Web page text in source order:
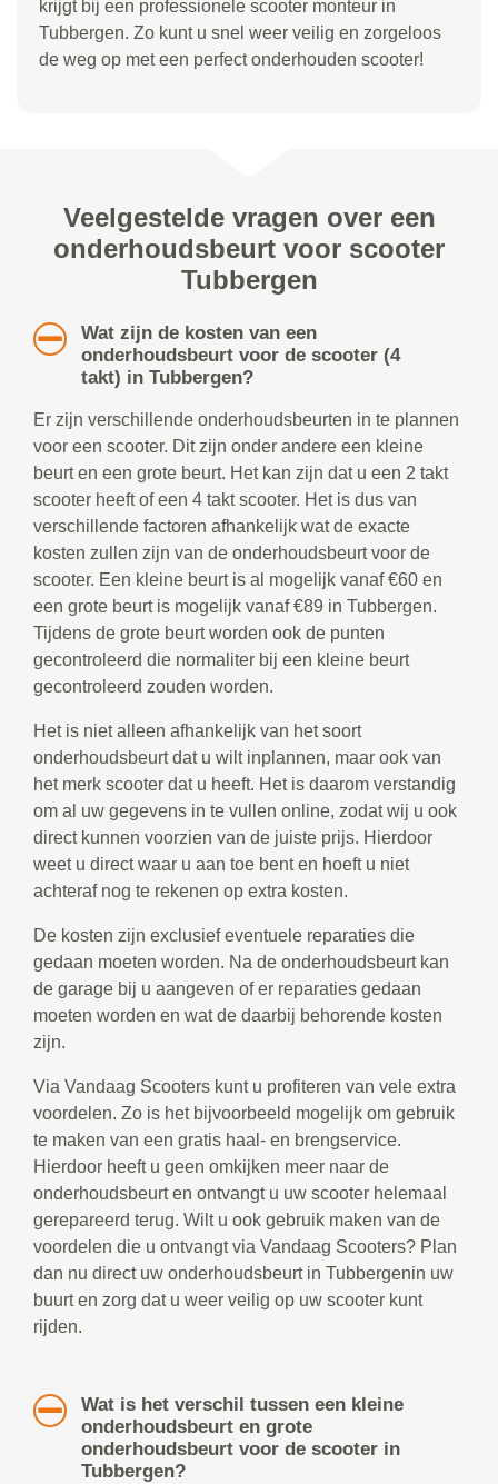
krijgt bij een professionele scooter monteur in
Tubbergen. Zo kunt u snel weer veilig en zorgeloos
de weg op met een perfect onderhouden scooter!
Veelgestelde vragen over een
onderhoudsbeurt voor scooter
Tubbergen
Wat zijn de kosten van een
onderhoudsbeurt voor de scooter (4
takt) in Tubbergen?
Er zijn verschillende onderhoudsbeurten in te plannen
voor een scooter. Dit zijn onder andere een kleine
beurt en een grote beurt. Het kan zijn dat u een 2 takt
scooter heeft of een 4 takt scooter. Het is dus van
verschillende factoren afhankelijk wat de exacte
kosten zullen zijn van de onderhoudsbeurt voor de
scooter. Een kleine beurt is al mogelijk vanaf €60 en
een grote beurt is mogelijk vanaf €89 in Tubbergen.
Tijdens de grote beurt worden ook de punten
gecontroleerd die normaliter bij een kleine beurt
gecontroleerd zouden worden.
Het is niet alleen afhankelijk van het soort
onderhoudsbeurt dat u wilt inplannen, maar ook van
het merk scooter dat u heeft. Het is daarom verstandig
om al uw gegevens in te vullen online, zodat wij u ook
direct kunnen voorzien van de juiste prijs. Hierdoor
weet u direct waar u aan toe bent en hoeft u niet
achteraf nog te rekenen op extra kosten.
De kosten zijn exclusief eventuele reparaties die
gedaan moeten worden. Na de onderhoudsbeurt kan
de garage bij u aangeven of er reparaties gedaan
moeten worden en wat de daarbij behorende kosten
zijn.
Via Vandaag Scooters kunt u profiteren van vele extra
voordelen. Zo is het bijvoorbeeld mogelijk om gebruik
te maken van een gratis haal- en brengservice.
Hierdoor heeft u geen omkijken meer naar de
onderhoudsbeurt en ontvangt u uw scooter helemaal
gerepareerd terug. Wilt u ook gebruik maken van de
voordelen die u ontvangt via Vandaag Scooters? Plan
dan nu direct uw onderhoudsbeurt in Tubbergenin uw
buurt en zorg dat u weer veilig op uw scooter kunt
rijden.
Wat is het verschil tussen een kleine
onderhoudsbeurt en grote
onderhoudsbeurt voor de scooter in
Tubbergen?